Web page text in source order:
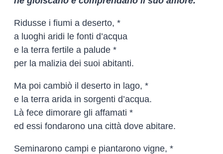
Ridusse i fiumi a deserto, *
a luoghi aridi le fonti d’acqua
e la terra fertile a palude *
per la malizia dei suoi abitanti.
Ma poi cambiò il deserto in lago, *
e la terra arida in sorgenti d’acqua.
Là fece dimorare gli affamati *
ed essi fondarono una città dove abitare.
Seminarono campi e piantarono vigne, *